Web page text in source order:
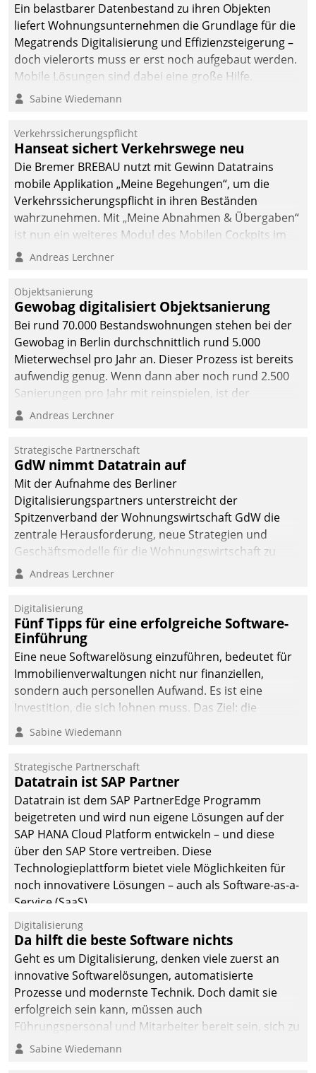
Ein belastbarer Datenbestand zu ihren Objekten
liefert Wohnungsunternehmen die Grundlage für die
Megatrends Digitalisierung und Effizienzsteigerung –
doch vielerorts muss er erst noch aufgebaut werden.
Mobile Lösungen sind dabei eine große Hilfe.
Sabine Wiedemann
Verkehrssicherungspflicht
Hanseat sichert Verkehrswege neu
Die Bremer BREBAU nutzt mit Gewinn Datatrains
mobile Applikation „Meine Begehungen“, um die
Verkehrssicherungspflicht in ihren Beständen
wahrzunehmen. Mit „Meine Abnahmen & Übergaben“
ist nun ein weiteres Modul des Mobilen Cockpits im
Einsatz.
Andreas Lerchner
Objektsanierung
Gewobag digitalisiert Objektsanierung
Bei rund 70.000 Bestandswohnungen stehen bei der
Gewobag in Berlin durchschnittlich rund 5.000
Mieterwechsel pro Jahr an. Dieser Prozess ist bereits
aufwendig genug. Wenn dann aber noch rund 2.500
Sanierungen pro Jahr mit reinspielen, ist der
Betreuungs- und Organisationsaufwand immens. Im
kommunale Wohnungsbauunternehmen daher
gemeinsam mit der Berliner Datatrain GmbH den
Teilprozess der Objektsanierung digitalisiert.
Andreas Lerchner
Strategische Partnerschaft
GdW nimmt Datatrain auf
Mit der Aufnahme des Berliner
Digitalisierungspartners unterstreicht der
Spitzenverband der Wohnungswirtschaft GdW die
zentrale Herausforderung, neue Strategien und
Geschäftsmodelle für die Wohnungswirtschaft zu
entwickeln.
Andreas Lerchner
Digitalisierung
Fünf Tipps für eine erfolgreiche Software-
Einführung
Eine neue Softwarelösung einzuführen, bedeutet für
Immobilienverwaltungen nicht nur finanziellen,
sondern auch personellen Aufwand. Es ist eine
Investition, die sich lohnen muss. Das Ziel: die
nachhaltige Optimierung der Geschäftsabläufe. Damit
dieses Ziel erreicht wird, sollten einige Grundregeln
Sabine Wiedemann
Strategische Partnerschaft
Datatrain ist SAP Partner
Datatrain ist dem SAP PartnerEdge Programm
beigetreten und wird nun eigene Lösungen auf der
SAP HANA Cloud Platform entwickeln – und diese
über den SAP Store vertreiben. Diese
Technologieplattform bietet viele Möglichkeiten für
noch innovativere Lösungen – auch als Software-as-a-
Service (SaaS).
Digitalisierung
Da hilft die beste Software nichts
Geht es um Digitalisierung, denken viele zuerst an
innovative Softwarelösungen, automatisierte
Prozesse und modernste Technik. Doch damit sie
erfolgreich sein kann, müssen auch
Führungspersonal und Mitarbeiter bereit sein, sich zu
verändern und anzupassen, sonst werden sie an ihr
Sabine Wiedemann